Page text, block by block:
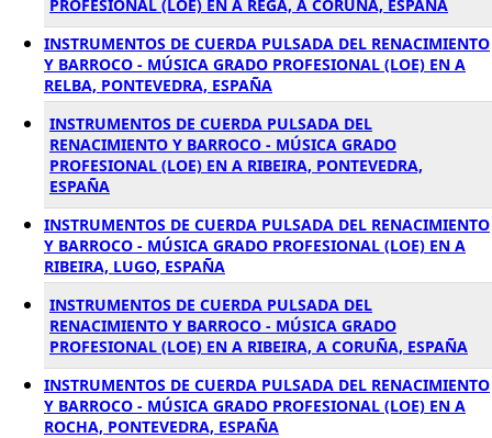
PROFESIONAL (LOE) EN A REGA, A CORUÑA, ESPAÑA
INSTRUMENTOS DE CUERDA PULSADA DEL RENACIMIENTO
Y BARROCO - MÚSICA GRADO PROFESIONAL (LOE) EN A
RELBA, PONTEVEDRA, ESPAÑA
INSTRUMENTOS DE CUERDA PULSADA DEL
RENACIMIENTO Y BARROCO - MÚSICA GRADO
PROFESIONAL (LOE) EN A RIBEIRA, PONTEVEDRA,
ESPAÑA
INSTRUMENTOS DE CUERDA PULSADA DEL RENACIMIENTO
Y BARROCO - MÚSICA GRADO PROFESIONAL (LOE) EN A
RIBEIRA, LUGO, ESPAÑA
INSTRUMENTOS DE CUERDA PULSADA DEL
RENACIMIENTO Y BARROCO - MÚSICA GRADO
PROFESIONAL (LOE) EN A RIBEIRA, A CORUÑA, ESPAÑA
INSTRUMENTOS DE CUERDA PULSADA DEL RENACIMIENTO
Y BARROCO - MÚSICA GRADO PROFESIONAL (LOE) EN A
ROCHA, PONTEVEDRA, ESPAÑA